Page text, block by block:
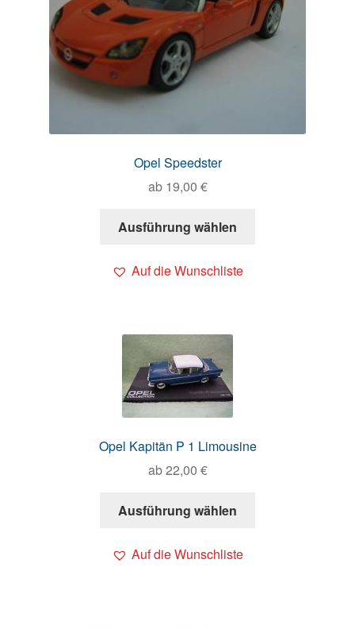
Opel Speedster
ab 19,00 €
Ausführung wählen
Auf die Wunschliste
Opel Kapitän P 1 Limousine
ab22,00 €
Ausführung wählen
Auf die Wunschliste